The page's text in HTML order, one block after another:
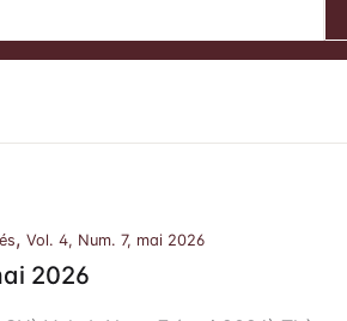
de passe *
,Vol. 4, Num. 7, mai 2026
2026